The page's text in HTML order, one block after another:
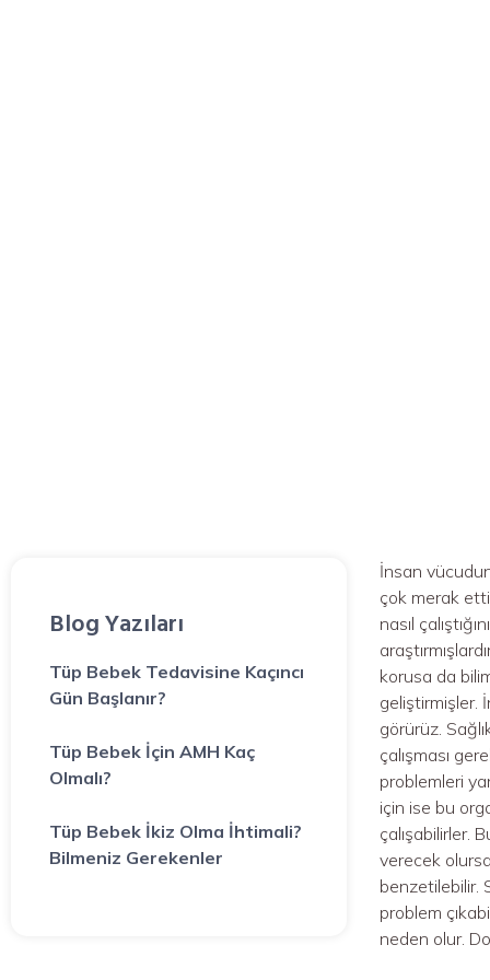
Blog Yazıları
Tüp Bebek Tedavisine Kaçıncı
Gün Başlanır?
Tüp Bebek İçin AMH Kaç
Olmalı?
Tüp Bebek İkiz Olma İhtimali?
Bilmeniz Gerekenler
İnsan
çok merak
nasıl
korusa da
geliştirmişler.
görürüz.
çalışması
problemleri
için ise bu
çalışabilirler.
verecek
benzetilebilir.
problem
neden olur.